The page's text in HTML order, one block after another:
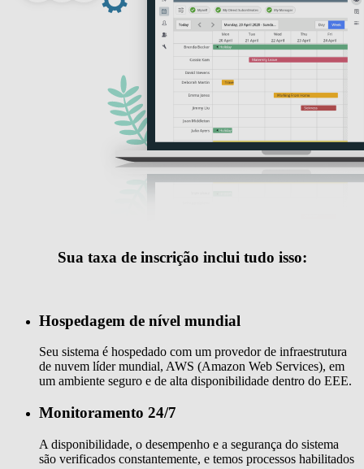
Sua taxa de inscrição inclui tudo isso:
Hospedagem de nível mundial
Seu sistema é hospedado com um provedor de infraestrutura
de nuvem líder mundial, AWS (Amazon Web Services), em
um ambiente seguro e de alta disponibilidade dentro do EEE.
Monitoramento 24/7
A disponibilidade, o desempenho e a segurança do sistema
são verificados constantemente, e temos processos habilitados